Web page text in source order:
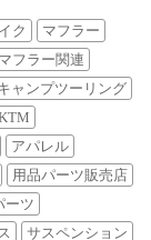
ク
マフラー
マフラー関連
ャンプツーリング
アパレル
用品パーツ販売店
ーツ
サスペンション